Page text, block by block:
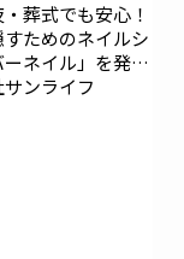
葬式でも安心！
ためのネイルシ
ネイル」を発売
ンライフ